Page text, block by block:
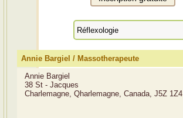
Annie Bargiel / Massotherapeute
Annie Bargiel
38 St - Jacques
Charlemagne, Qharlemagne, Canada, J5Z 1Z4